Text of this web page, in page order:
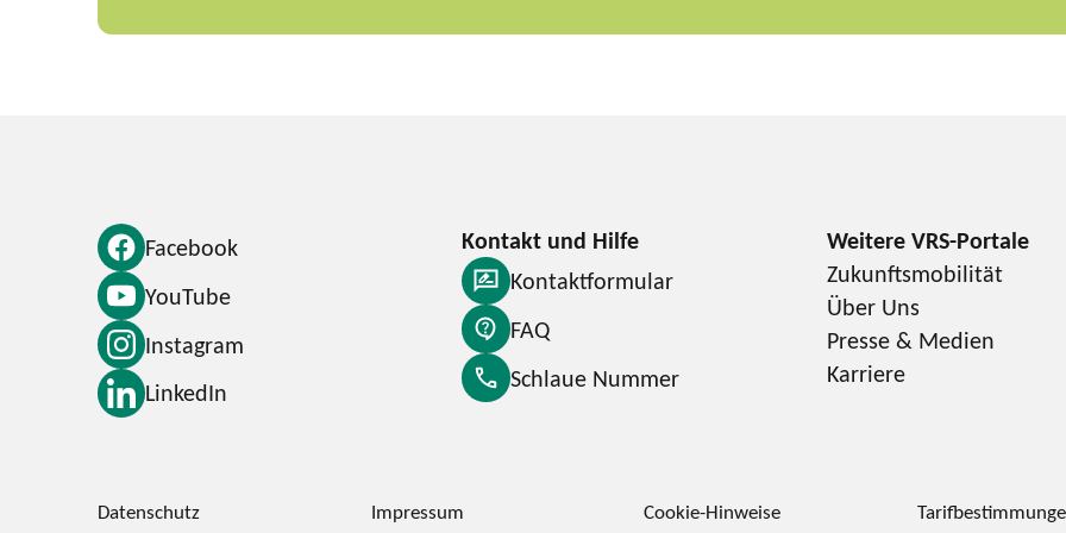
Facebook
YouTube
Instagram
LinkedIn
Kontaktformular
FAQ
Schlaue Nummer
Zukunftsmobilität
Über Uns
Presse & Medien
Karriere
Datenschutz Impressum Cookie-Hinweise